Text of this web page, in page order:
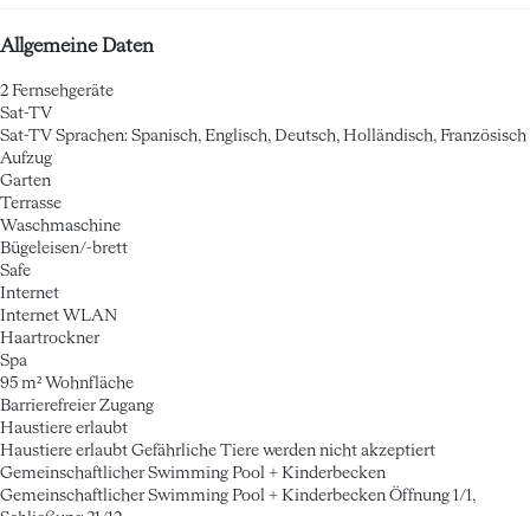
Allgemeine Daten
2 Fernsehgeräte
Sat-TV
Sat-TVSprachen: Spanisch, Englisch, Deutsch, Holländisch, Französisch
Aufzug
Garten
Terrasse
Waschmaschine
Bügeleisen/-brett
Safe
Internet
Internet WLAN
Haartrockner
Spa
95 m² Wohnfläche
Barrierefreier Zugang
Haustiere erlaubt
Haustiere erlaubt Gefährliche Tiere werden nicht akzeptiert
Gemeinschaftlicher Swimming Pool + Kinderbecken
Gemeinschaftlicher Swimming Pool + Kinderbecken Öffnung 1/1,